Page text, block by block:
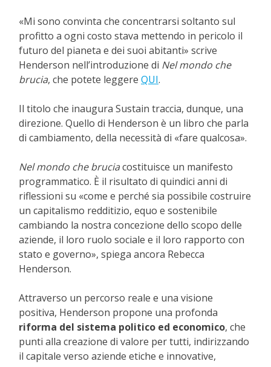
«Mi sono convinta che concentrarsi soltanto sul
profitto a ogni costo stava mettendo in pericolo il
futuro del pianeta e dei suoi abitanti» scrive
Henderson nell’introduzione di Nel mondo che
brucia, che potete leggere QUI.
Il titolo che inaugura Sustain traccia, dunque, una
direzione. Quello di Henderson è un libro che parla
di cambiamento, della necessità di «fare qualcosa».
Nel mondo che bruciacostituisce un manifesto
programmatico. È il risultato di quindici anni di
riflessioni su «come e perché sia possibile costruire
un capitalismo redditizio, equo e sostenibile
cambiando la nostra concezione dello scopo delle
aziende, il loro ruolo sociale e il loro rapporto con
stato e governo», spiega ancora Rebecca
Henderson.
Attraverso un percorso reale e una visione
positiva, Henderson propone una profonda
riforma del sistema politico ed economico, che
punti alla creazione di valore per tutti, indirizzando
il capitale verso aziende etiche e innovative,